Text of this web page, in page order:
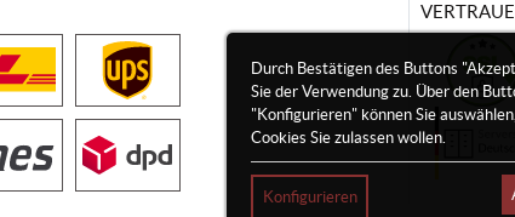
Durch Bestätigen des Buttons
Sie der Verwendung zu. Über den
"Konfigurieren" können Sie
Cookies Sie zulassen wollen.
Konfigurieren